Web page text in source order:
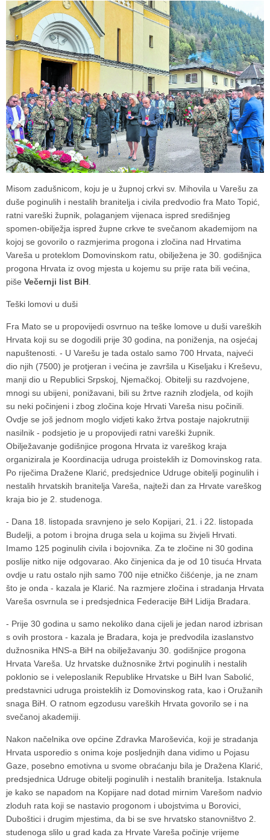
Misom zadušnicom, koju je u župnoj crkvi sv. Mihovila u Varešu za
duše poginulih i nestalih branitelja i civila predvodio fra Mato Topić,
ratni vareški župnik, polaganjem vijenaca ispred središnjeg
spomen-obilježja ispred župne crkve te svečanom akademijom na
kojoj se govorilo o razmjerima progona i zločina nad Hrvatima
Vareša u proteklom Domovinskom ratu, obilježena je 30. godišnjica
progona Hrvata iz ovog mjesta u kojemu su prije rata bili većina,
piše Večernji list BiH.
Teški lomovi u duši
Fra Mato se u propovijedi osvrnuo na teške lomove u duši vareških
Hrvata koji su se dogodili prije 30 godina, na poniženja, na osjećaj
napuštenosti. - U Varešu je tada ostalo samo 700 Hrvata, najveći
dio njih (7500) je protjeran i većina je završila u Kiseljaku i Kreševu,
manji dio u Republici Srpskoj, Njemačkoj. Obitelji su razdvojene,
mnogi su ubijeni, ponižavani, bili su žrtve raznih zlodjela, od kojih
su neki počinjeni i zbog zločina koje Hrvati Vareša nisu počinili.
Ovdje se još jednom moglo vidjeti kako žrtva postaje najokrutniji
nasilnik - podsjetio je u propovijedi ratni vareški župnik.
Obilježavanje godišnjice progona Hrvata iz vareškog kraja
organizirala je Koordinacija udruga proisteklih iz Domovinskog rata.
Po riječima Dražene Klarić, predsjednice Udruge obitelji poginulih i
nestalih hrvatskih branitelja Vareša, najteži dan za Hrvate vareškog
kraja bio je 2. studenoga.
- Dana 18. listopada sravnjeno je selo Kopijari, 21. i 22. listopada
Budelji, a potom i brojna druga sela u kojima su živjeli Hrvati.
Imamo 125 poginulih civila i bojovnika. Za te zločine ni 30 godina
poslije nitko nije odgovarao. Ako činjenica da je od 10 tisuća Hrvata
ovdje u ratu ostalo njih samo 700 nije etničko čišćenje, ja ne znam
što je onda - kazala je Klarić. Na razmjere zločina i stradanja Hrvata
Vareša osvrnula se i predsjednica Federacije BiH Lidija Bradara.
- Prije 30 godina u samo nekoliko dana cijeli je jedan narod izbrisan
s ovih prostora - kazala je Bradara, koja je predvodila izaslanstvo
dužnosnika HNS-a BiH na obilježavanju 30. godišnjice progona
Hrvata Vareša. Uz hrvatske dužnosnike žrtvi poginulih i nestalih
poklonio se i veleposlanik Republike Hrvatske u BiH Ivan Sabolić,
predstavnici udruga proisteklih iz Domovinskog rata, kao i Oružanih
snaga BiH. O ratnom egzodusu vareških Hrvata govorilo se i na
svečanoj akademiji.
Nakon načelnika ove općine Zdravka Maroševića, koji je stradanja
Hrvata usporedio s onima koje posljednjih dana vidimo u Pojasu
Gaze, posebno emotivna u svome obraćanju bila je Dražena Klarić,
predsjednica Udruge obitelji poginulih i nestalih branitelja. Istaknula
je kako se napadom na Kopijare nad dotad mirnim Varešom nadvio
zloduh rata koji se nastavio progonom i ubojstvima u Borovici,
Duboštici i drugim mjestima, da bi se sve hrvatsko stanovništvo 2.
studenoga slilo u grad kada za Hrvate Vareša počinje vrijeme